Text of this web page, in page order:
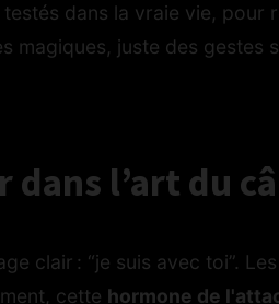
dans la vraie vie,
magiques, juste des gestes
l’art du
clair : “je suis avec toi”.
cette hormone de